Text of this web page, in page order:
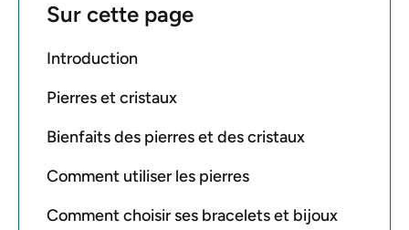
Sur cette page
Introduction
Pierres et cristaux
Bienfaits des pierres et des cristaux
Comment utiliser les pierres
Comment choisir ses bracelets et bijoux